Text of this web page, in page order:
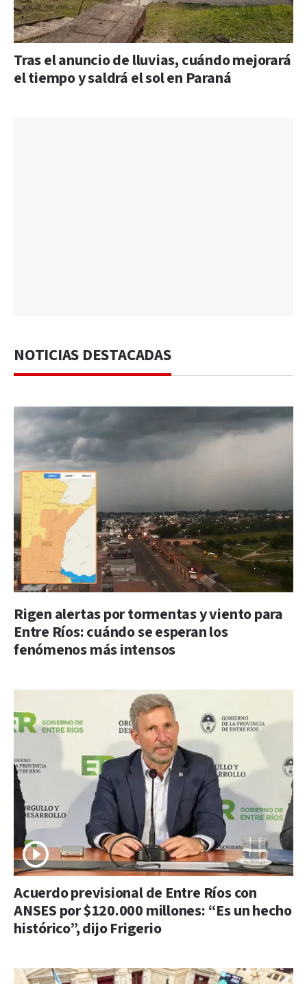
Tras el anuncio de lluvias, cuándo mejorará
el tiempo y saldrá el sol en Paraná
NOTICIAS DESTACADAS
Rigen alertas por tormentas y viento para
Entre Ríos: cuándo se esperan los
fenómenos más intensos
Acuerdo previsional de Entre Ríos con
ANSES por $120.000 millones: “Es un hecho
histórico”, dijo Frigerio